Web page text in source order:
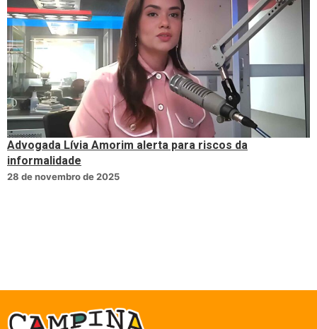
Advogada Lívia Amorim alerta para riscos da
informalidade
28 de novembro de 2025